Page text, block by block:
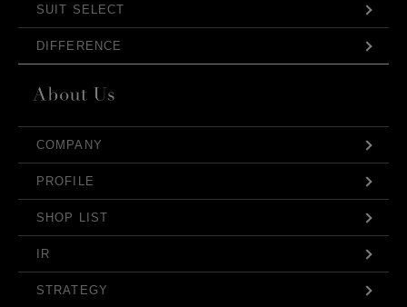
SUIT SELECT
DIFFERENCE
COMPANY
PROFILE
SHOP LIST
IR
STRATEGY